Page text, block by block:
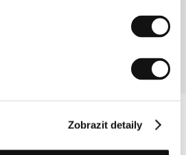
Zobrazit detaily
filmu Mary Harronové I Shot